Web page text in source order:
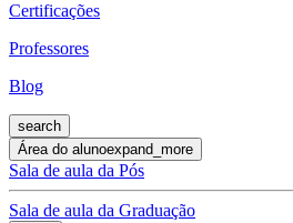
Certificações
Professores
Blog
search
Área do alunoexpand_more
Sala de aula da Pós
Sala de aula da Graduação